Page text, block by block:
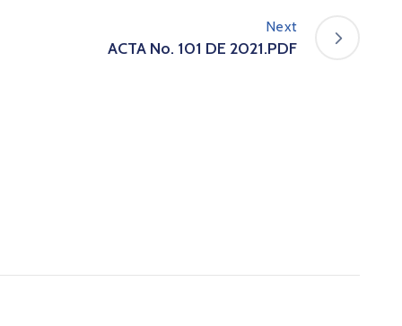
Next
ACTA No. 101 DE 2021.PDF